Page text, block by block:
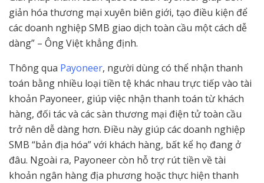
giản hóa thương mại xuyên biên giới, tạo điều kiện để
các doanh nghiệp SMB giao dịch toàn cầu một cách dễ
dàng” – Ông Việt khẳng định.
Thông qua Payoneer, người dùng có thể nhận thanh
toán bằng nhiều loại tiền tệ khác nhau trực tiếp vào tài
khoản Payoneer, giúp việc nhận thanh toán từ khách
hàng, đối tác và các sàn thương mại điện tử toàn cầu
trở nên dễ dàng hơn. Điều này giúp các doanh nghiệp
SMB “bản địa hóa” với khách hàng, bất kể họ đang ở
đâu. Ngoài ra, Payoneer còn hỗ trợ rút tiền về tài
khoản ngân hàng địa phương hoặc thực hiện thanh